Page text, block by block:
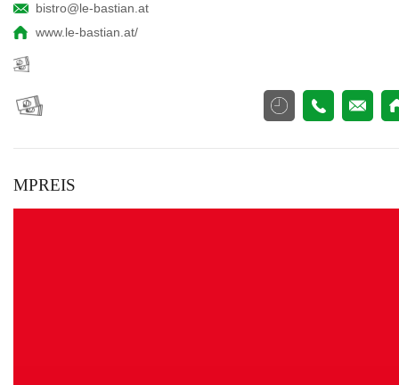
bistro@le-bastian.at
www.le-bastian.at/
MPREIS